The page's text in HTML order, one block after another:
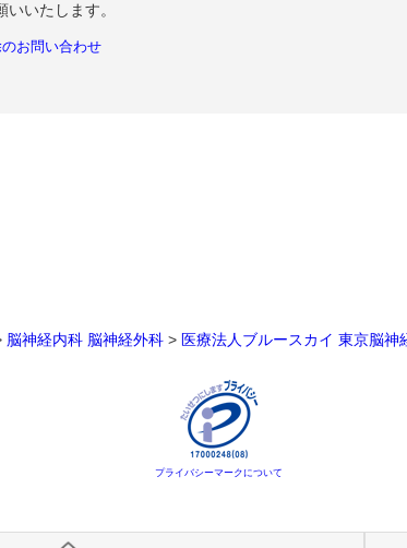
いたします。
お問い合わせ
脳神経内科 脳神経外科 > 医療法人ブルースカイ 東京脳神
プライバシーマークについて